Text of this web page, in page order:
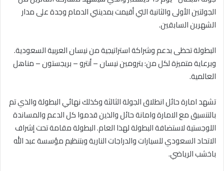
الجولتين الأولى والثانية التي أقيمت بمدينتي الدمام وجدة على مدار
الشهرين السابقين.
البطولة تحظى بدعم وشراكة استراتيجية من نيسان العربية السعودية.
وبرعاية متميزة لكل من: بترومين نيسان – أنترو – بريجستون – مناهل
العالمية.
تشهد امارة حائل انطلاق الجولة الثالثة وكذلك نهائي البطولة والذي تم
بالتنسيق مع الامارة وامانة حائل والذين قدموا كل الدعم والمساندة
اللوجستية لاستضافة البطولة لهذا العام. البطولة مقامة تحت إشراف
الاتحاد السعودي للسيارات والدراجات النارية وبتنظيم مؤسسة عبد الله
باخشب الرياضي.